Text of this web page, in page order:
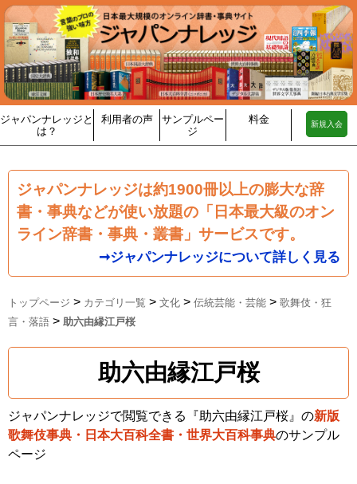
ジャパンナレッジと
は？
利用者の声
サンプルペー
ジ
料金 新規入会
ジャパンナレッジは約1900冊以上の膨大な辞
書・事典などが使い放題の「日本最大級のオン
ライン辞書・事典・叢書」サービスです。
➞ジャパンナレッジについて詳しく見る
トップページ > カテゴリ一覧 > 文化 > 伝統芸能・芸能 > 歌舞伎・狂
言・落語 > 助六由縁江戸桜
助六由縁江戸桜
ジャパンナレッジで閲覧できる『助六由縁江戸桜』の新版
歌舞伎事典・日本大百科全書・世界大百科事典のサンプル
ページ